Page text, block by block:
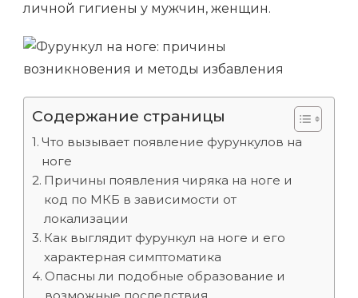
личной гигиены у мужчин, женщин.
Содержание страницы
Что вызывает появление фурункулов на
ноге
Причины появления чиряка на ноге и
код по МКБ в зависимости от
локализации
Как выглядит фурункул на ноге и его
характерная симптоматика
Опасны ли подобные образование и